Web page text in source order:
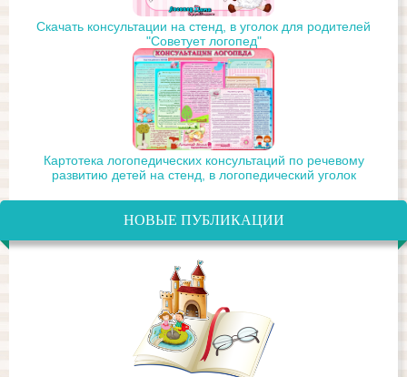
Скачать консультации на стенд, в уголок для родителей
"Советует логопед"
Картотека логопедических консультаций по речевому
развитию детей на стенд, в логопедический уголок
НОВЫЕ ПУБЛИКАЦИИ